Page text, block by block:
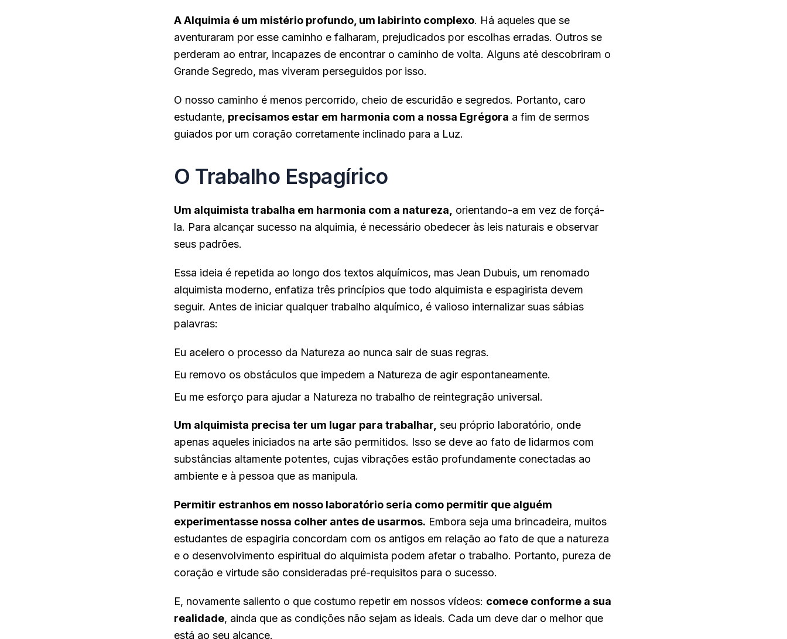
A Alquimia é um mistério profundo, um labirinto complexo. Há aqueles que se
aventuraram por esse caminho e falharam, prejudicados por escolhas erradas. Outros se
perderam ao entrar, incapazes de encontrar o caminho de volta. Alguns até descobriram o
Grande Segredo, mas viveram perseguidos por isso.
O nosso caminho é menos percorrido, cheio de escuridão e segredos. Portanto, caro
estudante, precisamos estar em harmonia com a nossa Egrégora a fim de sermos
guiados por um coração corretamente inclinado para a Luz.
O Trabalho Espagírico
Um alquimista trabalha em harmonia com a natureza,
orientando-a em vez de forçá-
la. Para alcançar sucesso na alquimia, é necessário obedecer às leis naturais e observar
seus padrões.
Essa ideia é repetida ao longo dos textos alquímicos, mas Jean Dubuis, um renomado
alquimista moderno, enfatiza três princípios que todo alquimista e espagirista devem
seguir. Antes de iniciar qualquer trabalho alquímico, é valioso internalizar suas sábias
palavras:
Eu acelero o processo da Natureza ao nunca sair de suas regras.
Eu removo os obstáculos que impedem a Natureza de agir espontaneamente.
Eu me esforço para ajudar a Natureza no trabalho de reintegração universal.
Um alquimista precisa ter um lugar para trabalhar, seu próprio laboratório, onde
apenas aqueles iniciados na arte são permitidos. Isso se deve ao fato de lidarmos com
substâncias altamente potentes, cujas vibrações estão profundamente conectadas ao
ambiente e à pessoa que as manipula.
Permitir estranhos em nosso laboratório seria como permitir que alguém
experimentasse nossa colher antes de usarmos. Embora seja uma brincadeira, muitos
estudantes de espagiria concordam com os antigos em relação ao fato de que a natureza
e o desenvolvimento espiritual do alquimista podem afetar o trabalho. Portanto, pureza de
coração e virtude são consideradas pré-requisitos para o sucesso.
E, novamente saliento o que costumo repetir em nossos vídeos: comece conforme a sua
realidade, ainda que as condições não sejam as ideais. Cada um deve dar o melhor que
está ao seu alcance.